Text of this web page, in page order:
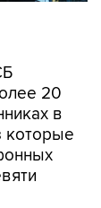
20
в
которые